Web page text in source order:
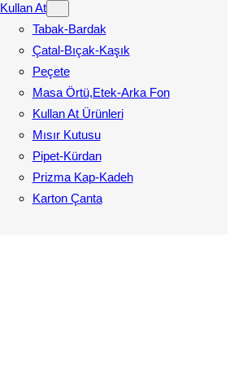
Kullan At
Tabak-Bardak
Çatal-Bıçak-Kaşık
Peçete
Masa Örtü,Etek-Arka Fon
Kullan At Ürünleri
Mısır Kutusu
Pipet-Kürdan
Prizma Kap-Kadeh
Karton Çanta